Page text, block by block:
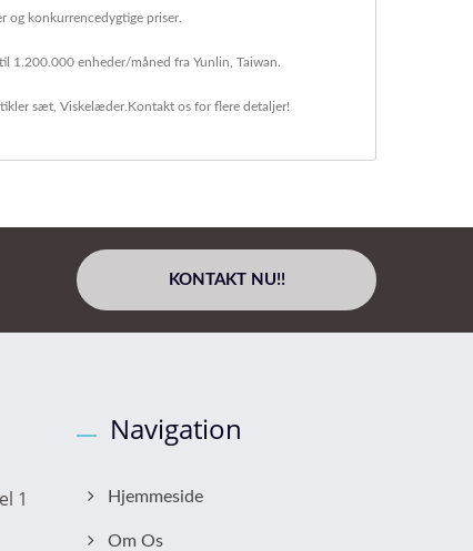
og konkurrencedygtige priser.
1.200.000 enheder/måned fra Yunlin, Taiwan.
sæt Viskelæder. Kontakt os for flere detaljer!
KONTAKT NU!!
1
Navigation
Hjemmeside
Om Os